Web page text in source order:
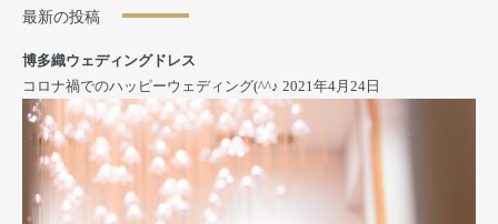
最新の投稿
博多織ウェディングドレス
コロナ禍でのハッピーウェディング(^^♪ 2021年4月24日